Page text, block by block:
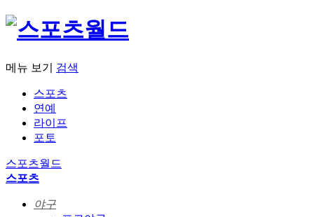
메뉴 보기 검색
스포츠
연예
라이프
포토
스포츠월드
스포츠
야구